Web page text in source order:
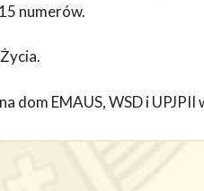
numerów.
dom EMAUS, WSD i UPJPII